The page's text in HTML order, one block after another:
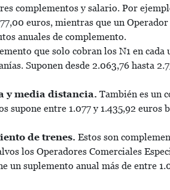
complementos y salario. Por
euros, mientras que un
anuales de complemento.
que solo cobran los N1 en cada
Suponen desde 2.063,76 hasta
y media distancia. También es un
supone entre 1.077 y 1.435,92 euros
de trenes. Estos son
los Operadores Comerciales
un suplemento anual más de entre